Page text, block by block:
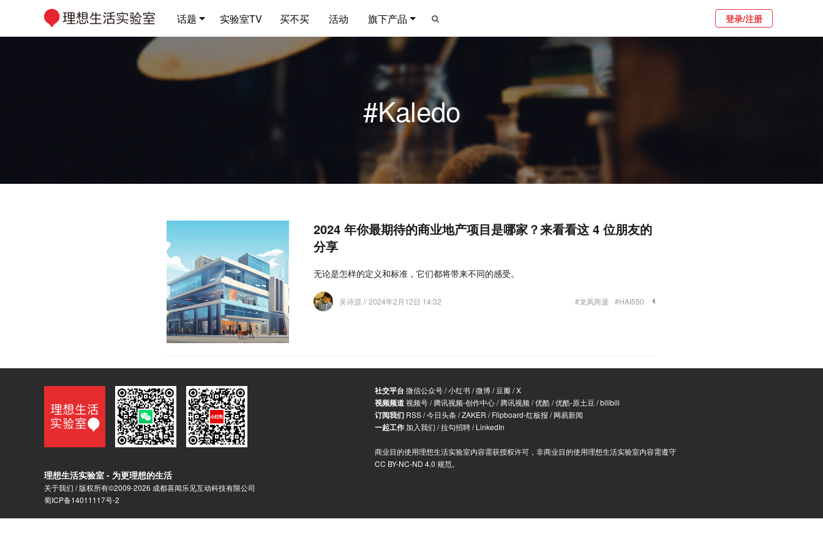
话题 实验室TV 买不买 活动 旗下产品 登录/注册
#Kaledo
2024 年你最期待的商业地产项目是哪家？来看看这 4 位朋友的
分享
无论是怎样的定义和标准，它们都将带来不同的感受。
吴诗源 // 2024年2月12日 14:32 #龙凤商厦 #HAI550
理想生活实验室 - 为更理想的生活
关于我们 / 版权所有©2009-2026 成都喜闻乐见互动科技有限公司
蜀ICP备14011117号-2
社交平台微信公众号/小红书/微博/豆瓣/X
视频频道视频号/腾讯视频-创作中心/腾讯视频/优酷/优酷-原土豆 /bilibili
订阅我们 RSS/今日头条 /ZAKER /Flipboard-红板报 /网易新闻
一起工作加入我们 /拉勾招聘/LinkedIn
商业目的使用理想生活实验室内容需获授权许可，非商业目的使用理想生活实验室内容需遵守
CC BY-NC-ND 4.0 规范。